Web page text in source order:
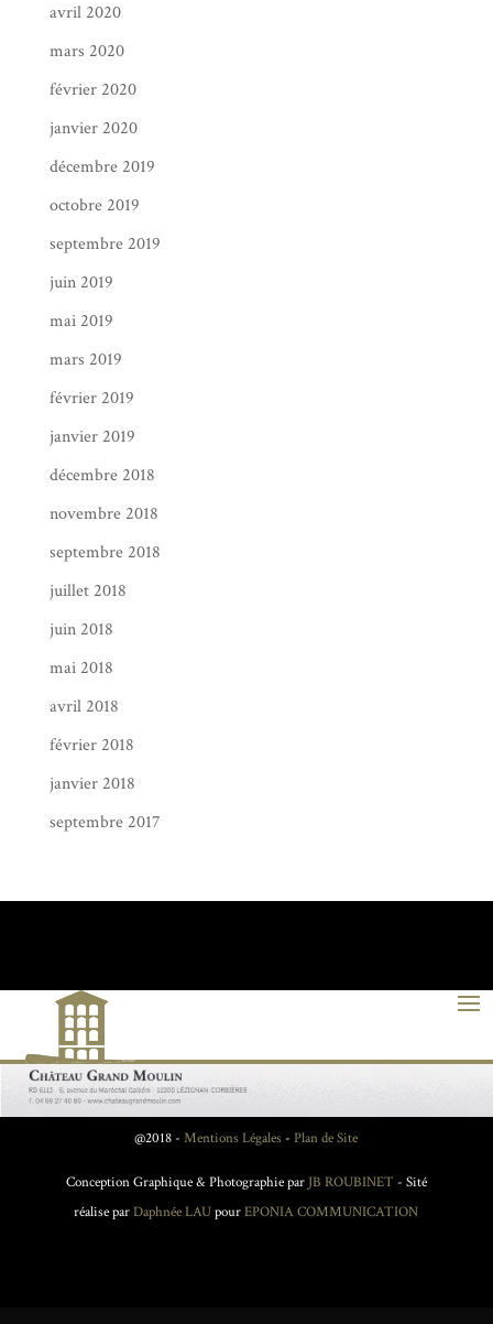
avril 2020
mars 2020
février 2020
janvier 2020
décembre 2019
octobre 2019
septembre 2019
juin 2019
mai 2019
mars 2019
février 2019
janvier 2019
décembre 2018
novembre 2018
septembre 2018
juillet 2018
juin 2018
mai 2018
avril 2018
février 2018
janvier 2018
septembre 2017
@2018 - Mentions Légales - Plan de Site
Conception Graphique & Photographie par JB ROUBINET - Sité
réalise parDaphnée LAUpourEPONIA COMMUNICATION